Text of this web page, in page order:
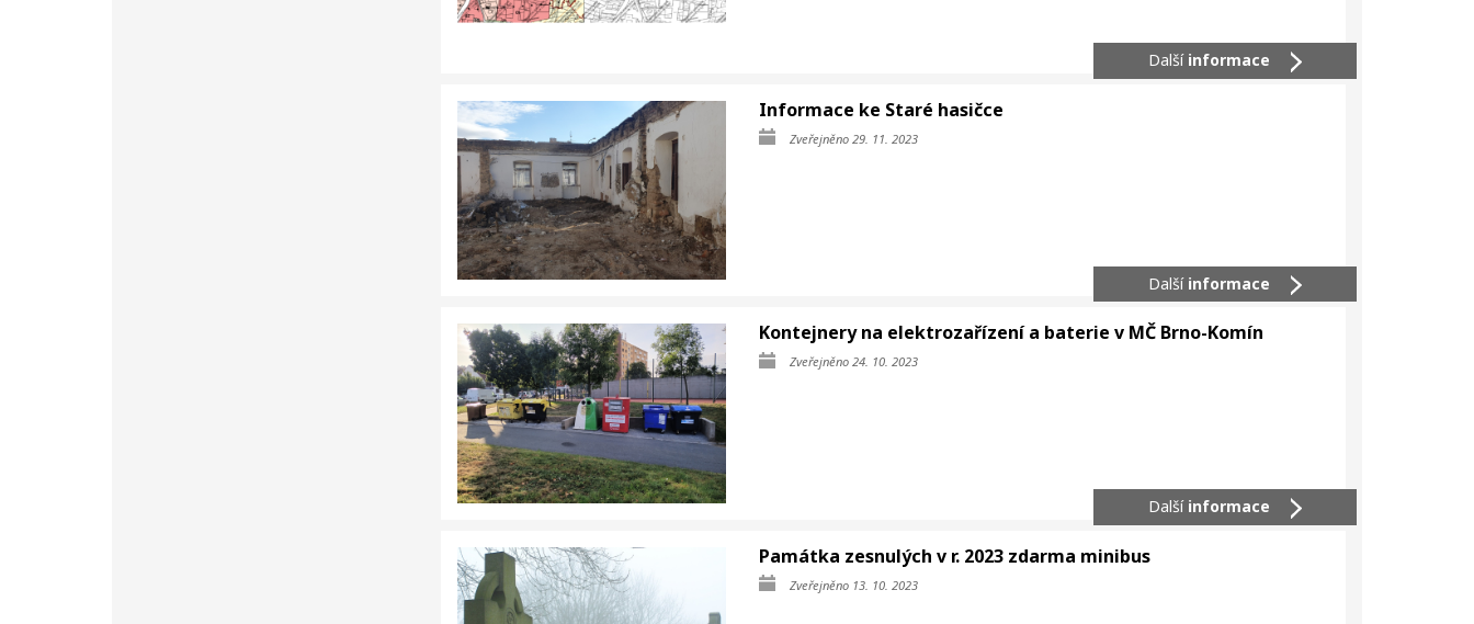
Další informace
Informace ke Staré hasičce
Zveřejněno 29. 11. 2023
Další informace
Kontejnery na elektrozařízení a baterie v MČ Brno-Komín
Zveřejněno 24. 10. 2023
Další informace
Památka zesnulých v r. 2023 zdarma minibus
Zveřejněno 13. 10. 2023